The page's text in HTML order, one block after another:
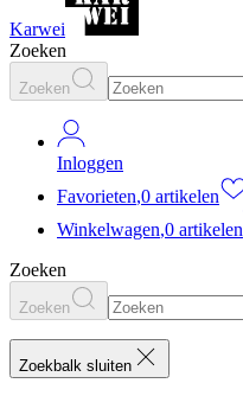
Karwei
Zoeken
Zoeken
Inloggen
Favorieten,0 artikelen
Winkelwagen,0 artikelen
Zoeken
Zoeken
Zoekbalk sluiten